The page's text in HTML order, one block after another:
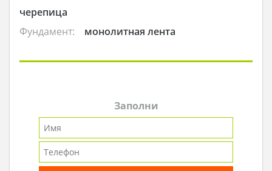
черепица
Фундамент:
монолитная лента
Заполни